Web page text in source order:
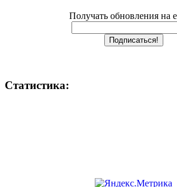
Получать обновления на
Статистика: